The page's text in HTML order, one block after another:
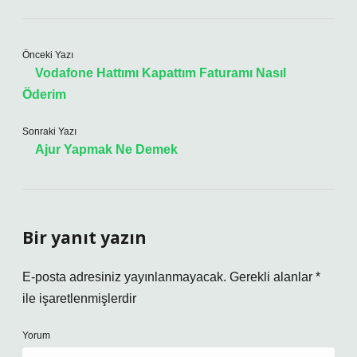
Önceki Yazı
Vodafone Hattımı Kapattım Faturamı Nasıl
Öderim
Sonraki Yazı
Ajur Yapmak Ne Demek
Bir yanıt yazın
E-posta adresiniz yayınlanmayacak. Gerekli alanlar *
ile işaretlenmişlerdir
Yorum